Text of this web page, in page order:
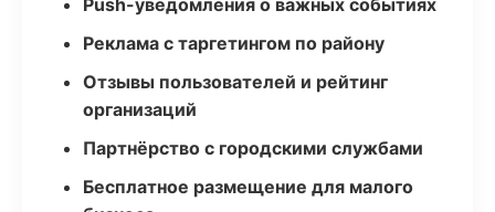
Push-уведомления о важных событиях
Реклама с таргетингом по району
Отзывы пользователей и рейтинг
организаций
Партнёрство с городскими службами
Бесплатное размещение для малого